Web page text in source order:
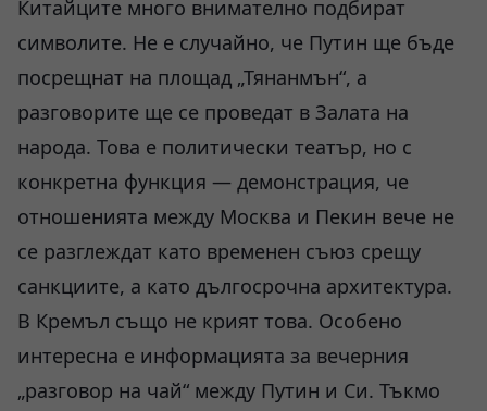
Китайците много внимателно подбират
символите. Не е случайно, че Путин ще бъде
посрещнат на площад „Тянанмън“, а
разговорите ще се проведат в Залата на
народа. Това е политически театър, но с
конкретна функция — демонстрация, че
отношенията между Москва и Пекин вече не
се разглеждат като временен съюз срещу
санкциите, а като дългосрочна архитектура.
В Кремъл също не крият това. Особено
интересна е информацията за вечерния
„разговор на чай“ между Путин и Си. Тъкмо